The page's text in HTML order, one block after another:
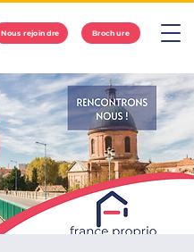
Nous rejoindre Brochure